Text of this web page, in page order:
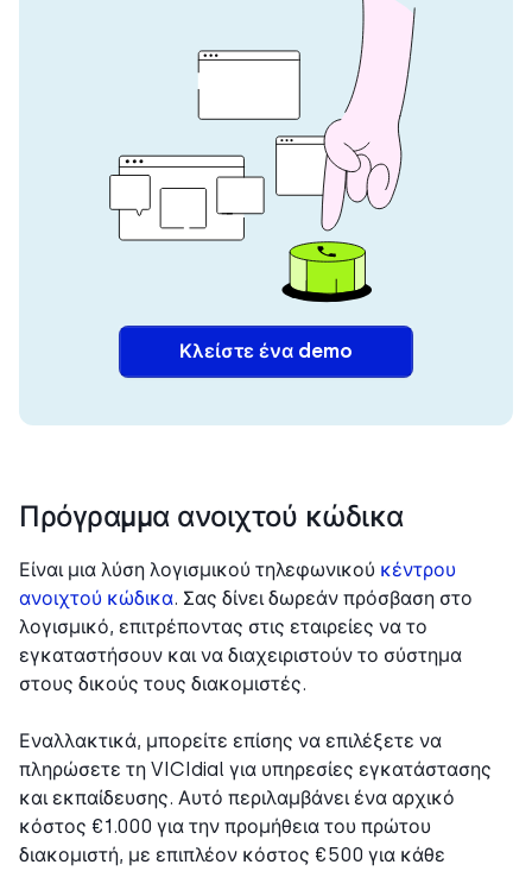
Κλείστε ένα demo
Πρόγραμμα ανοιχτού κώδικα
Είναι μια λύση λογισμικού τηλεφωνικού κέντρου
ανοιχτού κώδικα. Σας δίνει δωρεάν πρόσβαση στο
λογισμικό, επιτρέποντας στις εταιρείες να το
εγκαταστήσουν και να διαχειριστούν το σύστημα
στους δικούς τους διακομιστές.
Εναλλακτικά, μπορείτε επίσης να επιλέξετε να
πληρώσετε τη VICIdial για υπηρεσίες εγκατάστασης
και εκπαίδευσης. Αυτό περιλαμβάνει ένα αρχικό
κόστος €1.000 για την προμήθεια του πρώτου
διακομιστή, με επιπλέον κόστος €500 για κάθε